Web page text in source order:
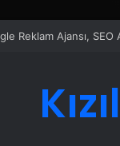
Taşımacılık